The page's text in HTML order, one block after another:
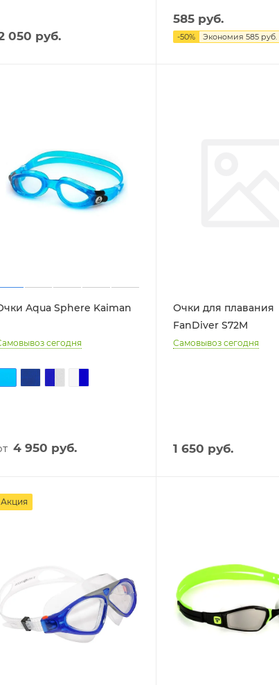
050 руб.
585 руб.
-50% Экономия585 руб.
Aqua Sphere Kaiman
сегодня
4 950 руб.
Очки для плавания
FanDiver S72M
Самовывоз сегодня
1 650 руб.
Акция